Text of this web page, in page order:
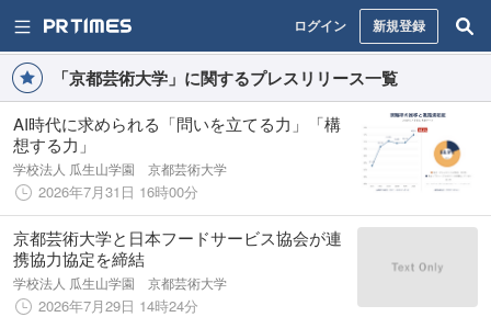
ログイン 新規登録
「京都芸術大学」に関するプレスリリース一覧
AI時代に求められる「問いを立てる力」「構
想する力」
学校法人 瓜生山学園 京都芸術大学
2026年7月31日 16時00分
京都芸術大学と日本フードサービス協会が連
携協力協定を締結
学校法人 瓜生山学園 京都芸術大学
2026年7月29日 14時24分